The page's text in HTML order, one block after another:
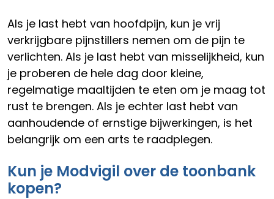
Als je last hebt van hoofdpijn, kun je vrij
verkrijgbare pijnstillers nemen om de pijn te
verlichten. Als je last hebt van misselijkheid, kun
je proberen de hele dag door kleine,
regelmatige maaltijden te eten om je maag tot
rust te brengen. Als je echter last hebt van
aanhoudende of ernstige bijwerkingen, is het
belangrijk om een arts te raadplegen.
Kun je Modvigil over de toonbank
kopen?